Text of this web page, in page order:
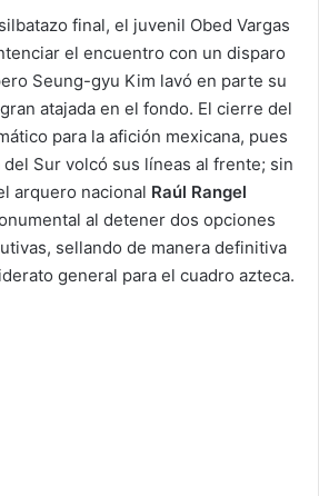
final, el juvenil Obed Vargas
el encuentro con un disparo
Seung-gyu Kim lavó en parte su
atajada en el fondo. El cierre del
para la afición mexicana, pues
Sur volcó sus líneas al frente; sin
arquero nacional Raúl Rangel
al detener dos opciones
sellando de manera definitiva
general para el cuadro azteca.